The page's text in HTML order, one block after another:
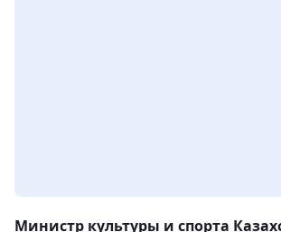
Министр культуры и спорта